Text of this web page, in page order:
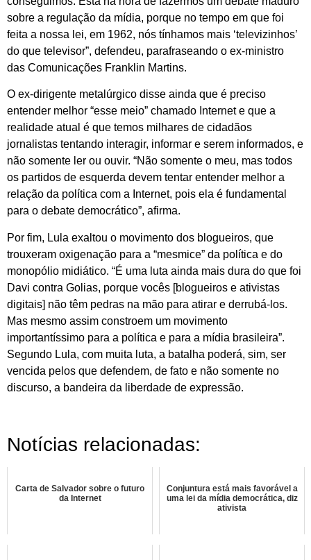
sobre a regulação da mídia, porque no tempo em que foi
feita a nossa lei, em 1962, nós tínhamos mais ‘televizinhos’
do que televisor”, defendeu, parafraseando o ex-ministro
das Comunicações Franklin Martins.
O ex-dirigente metalúrgico disse ainda que é preciso
entender melhor “esse meio” chamado Internet e que a
realidade atual é que temos milhares de cidadãos
jornalistas tentando interagir, informar e serem informados, e
não somente ler ou ouvir. “Não somente o meu, mas todos
os partidos de esquerda devem tentar entender melhor a
relação da política com a Internet, pois ela é fundamental
para o debate democrático”, afirma.
Por fim, Lula exaltou o movimento dos blogueiros, que
trouxeram oxigenação para a “mesmice” da política e do
monopólio midiático. “É uma luta ainda mais dura do que foi
Davi contra Golias, porque vocês [blogueiros e ativistas
digitais] não têm pedras na mão para atirar e derrubá-los.
Mas mesmo assim constroem um movimento
importantíssimo para a política e para a mídia brasileira”.
Segundo Lula, com muita luta, a batalha poderá, sim, ser
vencida pelos que defendem, de fato e não somente no
discurso, a bandeira da liberdade de expressão.
Notícias relacionadas:
Carta de Salvador sobre o futuro
da Internet
Conjuntura está mais favorável a
uma lei da mídia democrática, diz
ativista